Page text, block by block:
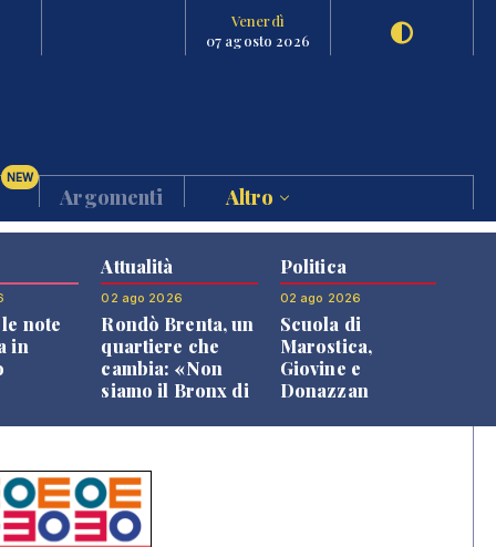
Venerdì
07 agosto 2026
NEW
Argomenti Altro
note
in
Attualità
02 ago 2026
Rondò Brenta, un
quartiere che
cambia: «Non
siamo il Bronx di
Politica
02 ago 2026
Scuola di
Marostica,
Giovine e
Donazzan